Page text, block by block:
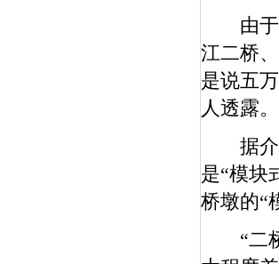
由于长
江二桥
是说五
人透露。
据介绍
是“模块
桥墩的“
“二桥